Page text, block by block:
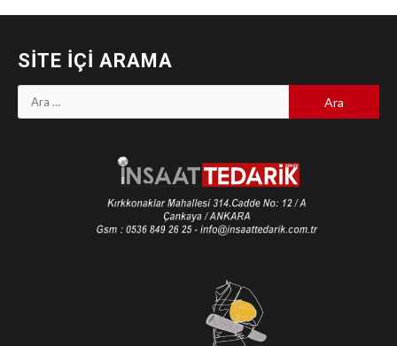
SITE İÇI ARAMA
Arama: